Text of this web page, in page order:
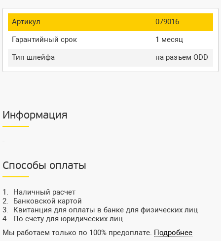
Артикул
079016
Гарантийный срок
1 месяц
Тип шлейфа
на разъем ODD
Информация
-
Способы оплаты
Наличный расчет
Банковской картой
Квитанция для оплаты в банке для физических лиц
По счету для юридических лиц
Мы работаем только по 100% предоплате. Подробнее